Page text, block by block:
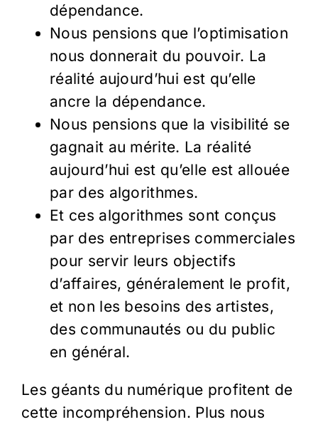
dépendance.
Nous pensions que l’optimisation
nous donnerait du pouvoir. La
réalité aujourd’hui est qu’elle
ancre la dépendance.
Nous pensions que la visibilité se
gagnait au mérite. La réalité
aujourd’hui est qu’elle est allouée
par des algorithmes.
Et ces algorithmes sont conçus
par des entreprises commerciales
pour servir leurs objectifs
d’affaires, généralement le profit,
et non les besoins des artistes,
des communautés ou du public
en général.
Les géants du numérique profitent de
cette incompréhension. Plus nous